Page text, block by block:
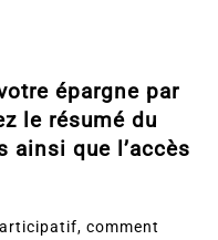
épargne par
le résumé du
ainsi que l’accès
comment